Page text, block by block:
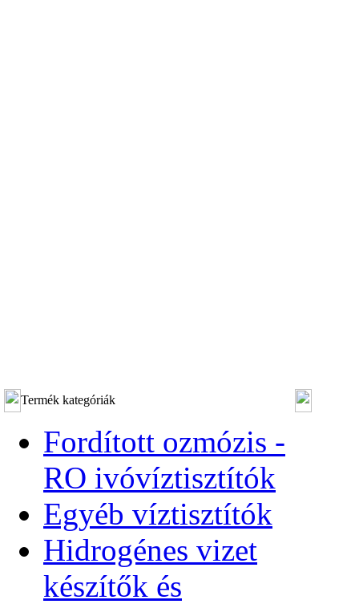
Termék kategóriák
Fordított ozmózis -
RO ivóvíztisztítók
Egyéb víztisztítók
Hidrogénes vizet
készítők és